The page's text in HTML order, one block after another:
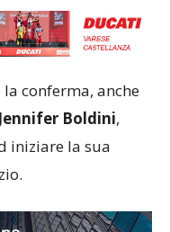
conferma, anche
Jennifer Boldini,
iniziare la sua